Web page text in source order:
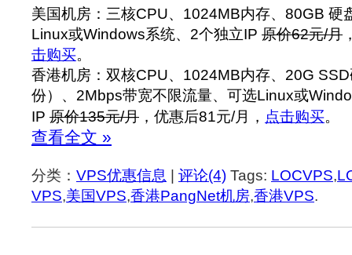
美国机房：三核CPU、1024MB内存、80GB 硬
Linux或Windows系统、2个独立IP 原价62元/月
击购买。
香港机房：双核CPU、1024MB内存、20G
份）、2Mbps带宽不限流量、可选Linux或
IP 原价135元/月 ，优惠后81元/月， 点击购买。
查看全文 »
分类： VPS优惠信息 评论(4) Tags: LOCVPS,
VPS,美国VPS,香港PangNet机房,香港VPS.